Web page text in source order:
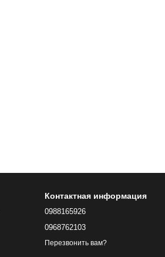
Контактная информация
0988165926
0968762103
Перезвонить вам?